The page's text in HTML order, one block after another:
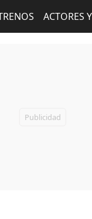
ACTORES